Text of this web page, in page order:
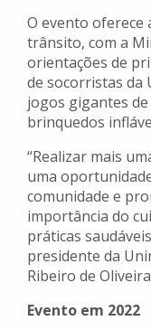
O evento oferece
trânsito, com a
orientações de
de socorristas da
jogos gigantes
brinquedos
“Realizar mais
uma
comunidade e
importância do
práticas
presidente da
Ribeiro de
Evento em 2022